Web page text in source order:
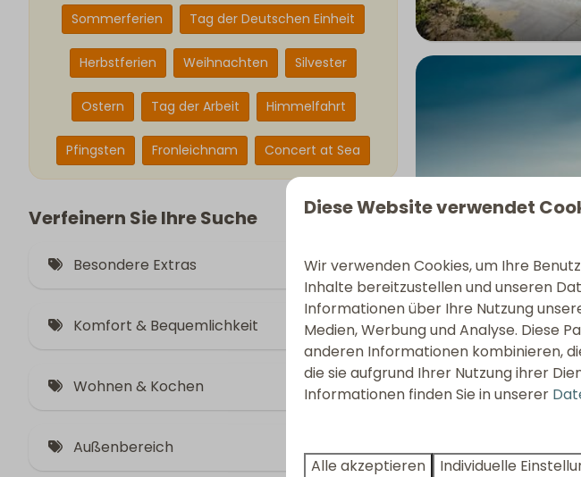
Sommerferien Tag der Deutschen Einheit
Herbstferien Weihnachten Silvester
Ostern Tag der Arbeit Himmelfahrt
Pfingsten Fronleichnam Concert at Sea
Verfeinern Sie Ihre Suche
Besondere Extras
Jacuzzi (2)
2 Hunde willkommen (19)
Komfort & Bequemlichkeit
Parkplatz (2)
Wohnen & Kochen
Haustierfrei (12)
Außenbereich
Diese Website verwendet
Wir verwenden Cookies, um Ihre
Inhalte bereitzustellen und unseren
Informationen über Ihre Nutzung
Medien, Werbung und Analyse. Diese
anderen Informationen kombinieren,
die sie aufgrund Ihrer Nutzung ihrer
Informationen finden Sie in unserer
Alle akzeptieren Individuelle